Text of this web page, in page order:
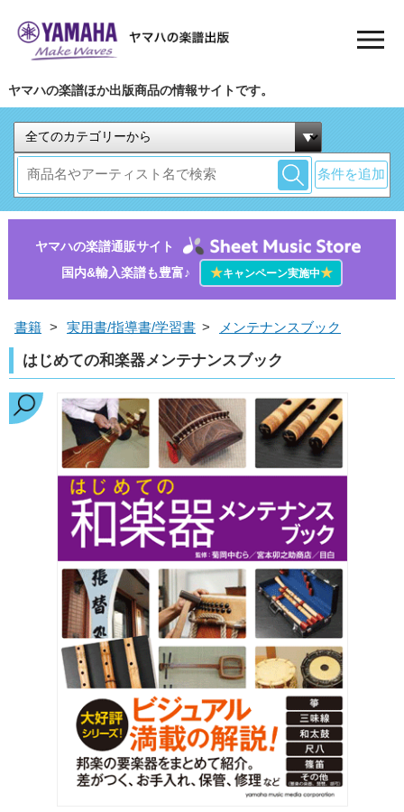
ヤマハの楽譜ほか出版商品の情報サイトです。
条件を追加
ヤマハの楽譜通販サイト
国内&輸入楽譜も豊富♪
★キャンペーン実施中★
書籍 > 実用書/指導書/学習書 > メンテナンスブック
はじめての和楽器メンテナンスブック